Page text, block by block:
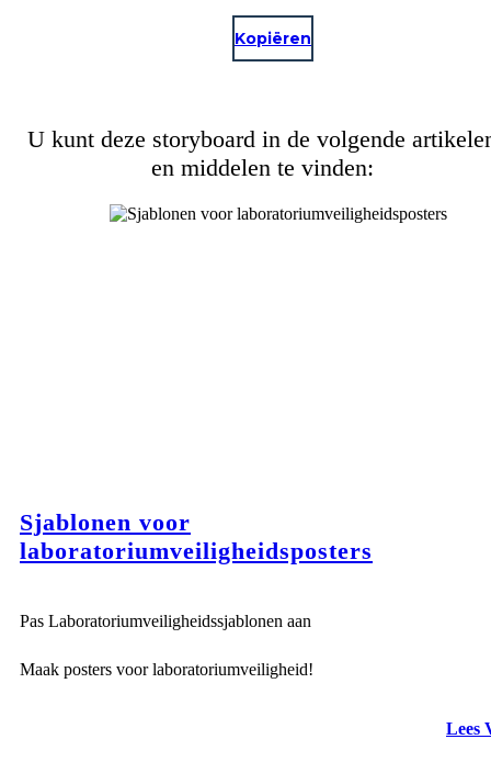
Kopiëren
U kunt deze storyboard in de volgende
en middelen te vinden:
Sjablonen voor
laboratoriumveiligheidsposters
Pas Laboratoriumveiligheidssjablonen aan
Maak posters voor laboratoriumveiligheid!
Lees